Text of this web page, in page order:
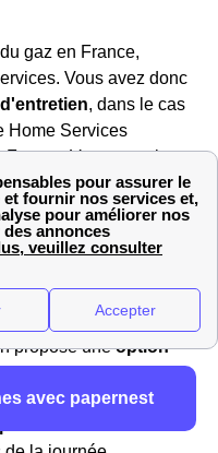
gaz en France,
Vous avez donc
, dans le cas
Home Services
Vous avez la
sur les
votre domicile à
Services
propose uneoption
de Spéracèdes
avec papernest